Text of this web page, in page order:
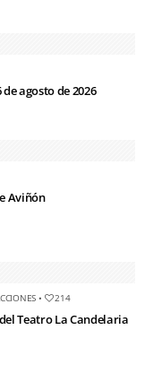
agosto de 2026
Aviñón
• 214
Teatro La Candelaria